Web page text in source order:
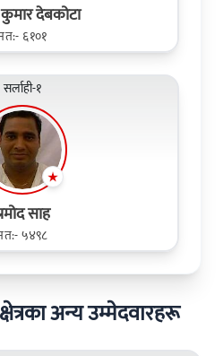
देबकोटा
६१०१
सर्लाही-१
साह
५४९८
अन्य उम्मेदवारहरू